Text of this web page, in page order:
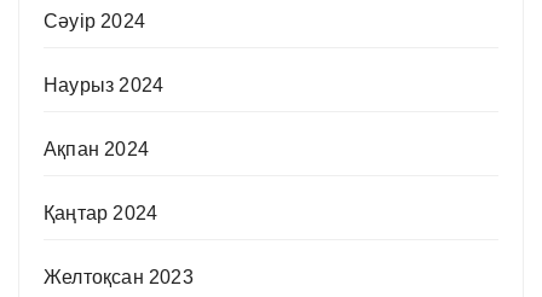
Сәуір 2024
Наурыз 2024
Ақпан 2024
Қаңтар 2024
Желтоқсан 2023